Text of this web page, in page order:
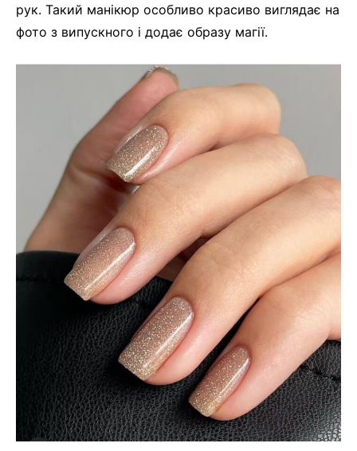
рук. Такий манікюр особливо красиво виглядає на
фото з випускного і додає образу магії.